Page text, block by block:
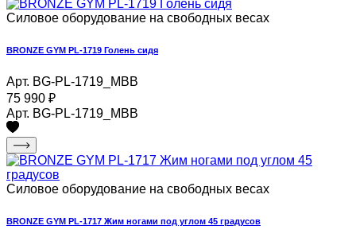
Силовое оборудование на свободных весах
BRONZE GYM PL-1719 Голень сидя
Арт. BG-PL-1719_MBB
75 990 ₽
Арт. BG-PL-1719_MBB
Силовое оборудование на свободных весах
BRONZE GYM PL-1717 Жим ногами под углом 45 градусов